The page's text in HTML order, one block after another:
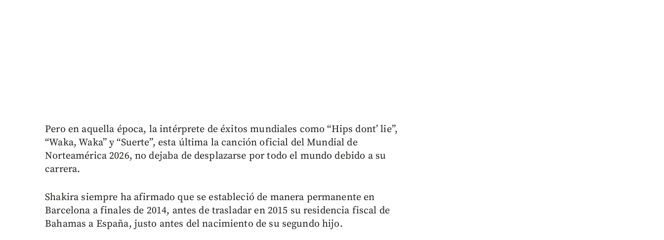
Pero en aquella época, la intérprete de éxitos mundiales como “Hips dont’ lie”,
“Waka, Waka” y “Suerte”, esta última la canción oficial del Mundial de
Norteamérica 2026, no dejaba de desplazarse por todo el mundo debido a su
carrera.
Shakira siempre ha afirmado que se estableció de manera permanente en
Barcelona a finales de 2014, antes de trasladar en 2015 su residencia fiscal de
Bahamas a España, justo antes del nacimiento de su segundo hijo.